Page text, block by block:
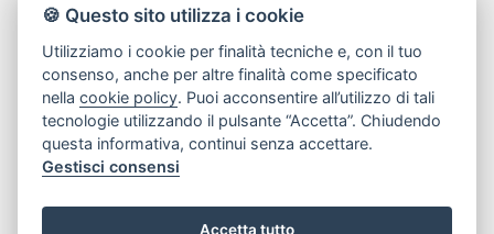
328 1654969
info@intermediaimmobiliare.com
🍪 Questo sito utilizza i cookie
Utilizziamo i cookie per finalità tecniche e, con il tuo
consenso, anche per altre finalità come specificato
nellacookie policy. Puoi acconsentire all’utilizzo di tali
tecnologie utilizzando il pulsante “Accetta”. Chiudendo
questa informativa, continui senza accettare.
Gestisci consensi
Accetta tutto